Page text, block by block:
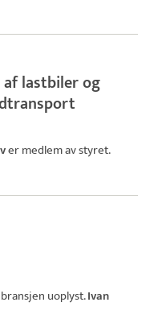
lastbiler og
er medlem av styret.
uoplyst.Ivan